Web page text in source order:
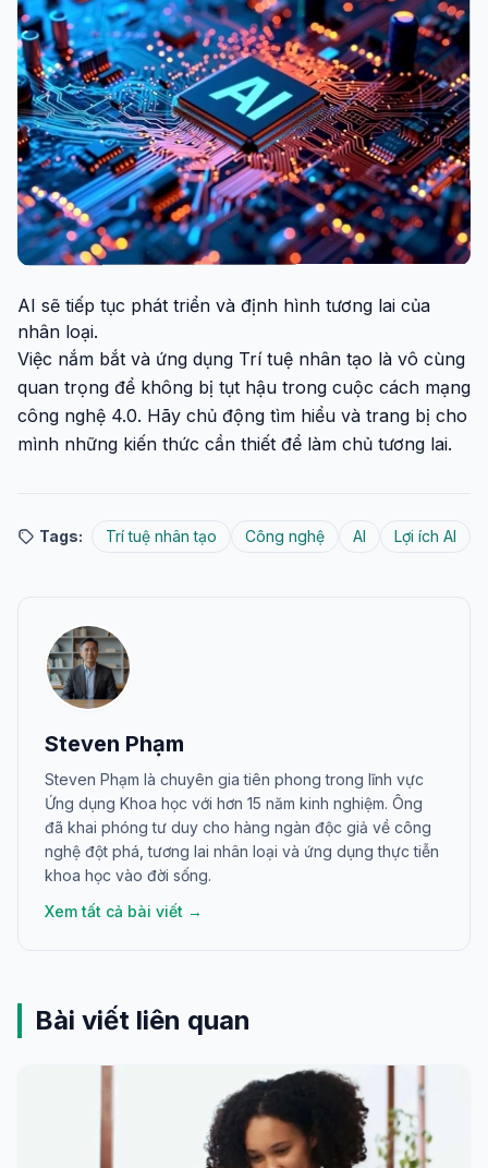
AI sẽ tiếp tục phát triển và định hình tương lai của
nhân loại.
Việc nắm bắt và ứng dụng Trí tuệ nhân tạo là vô cùng
quan trọng để không bị tụt hậu trong cuộc cách mạng
công nghệ 4.0. Hãy chủ động tìm hiểu và trang bị cho
mình những kiến thức cần thiết để làm chủ tương lai.
Tags: Trí tuệ nhân tạo Công nghệ AI Lợi ích AI
Steven Phạm
Steven Phạm là chuyên gia tiên phong trong lĩnh vực
Ứng dụng Khoa học với hơn 15 năm kinh nghiệm. Ông
đã khai phóng tư duy cho hàng ngàn độc giả về công
nghệ đột phá, tương lai nhân loại và ứng dụng thực tiễn
khoa học vào đời sống.
Xem tất cả bài viết →
Bài viết liên quan